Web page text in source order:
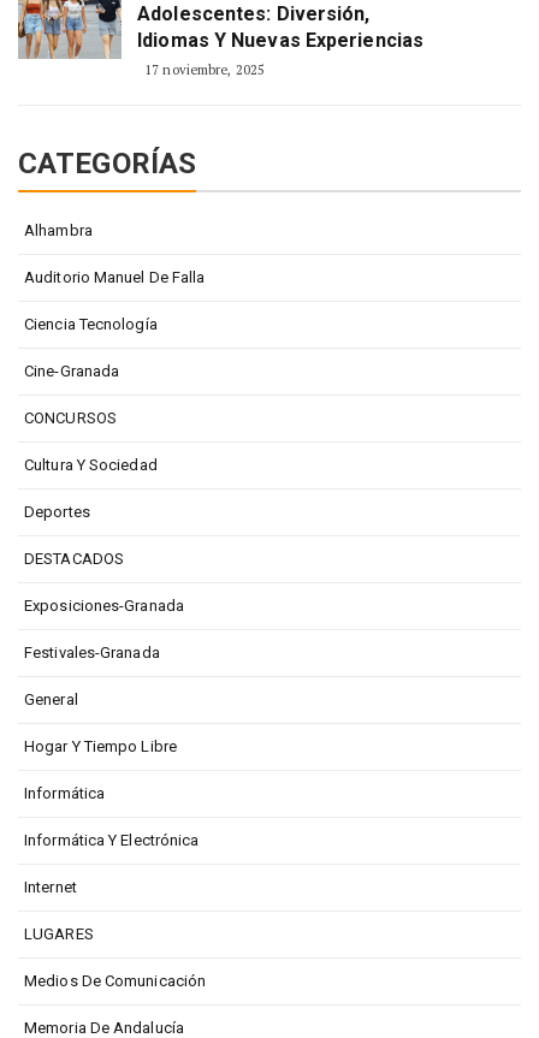
Adolescentes: Diversión,
Idiomas Y Nuevas Experiencias
17 noviembre, 2025
CATEGORÍAS
Alhambra
Auditorio Manuel De Falla
Ciencia Tecnología
Cine-Granada
CONCURSOS
Cultura Y Sociedad
Deportes
DESTACADOS
Exposiciones-Granada
Festivales-Granada
General
Hogar Y Tiempo Libre
Informática
Informática Y Electrónica
Internet
LUGARES
Medios De Comunicación
Memoria De Andalucía